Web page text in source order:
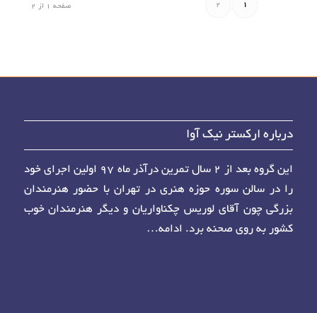
صفحه 1 از 2 1
2
درباره ارکستر نیک آوا
این گروه بعد از ۲ سال تمرین درآذر ماه ۹۷ اولین اجرای خود
را در سالن سوره حوزه هنری در تهران با حضور هنرمندان
بزرگی چون آقای لوریس چکناواریان و دیگر هنرمندان خوب
کشور به روی صحنه برد. ادامه…